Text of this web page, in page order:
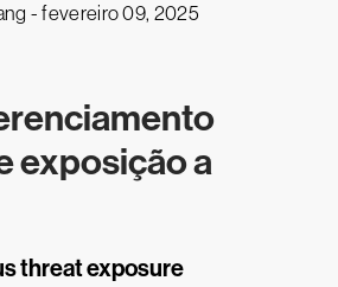
-fevereiro 09, 2025
exposição a
threat exposure